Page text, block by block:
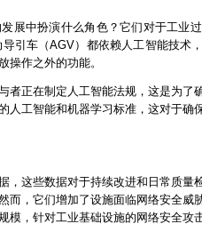
展中扮演什么角色？它们对于工业
引车（AGV）都依赖人工智能技术
操作之外的功能。
者正在制定人工智能法规，这是为了
人工智能和机器学习标准，这对于确
，这些数据对于持续改进和日常质量
而，它们增加了设施面临网络安全威
模，针对工业基础设施的网络安全攻